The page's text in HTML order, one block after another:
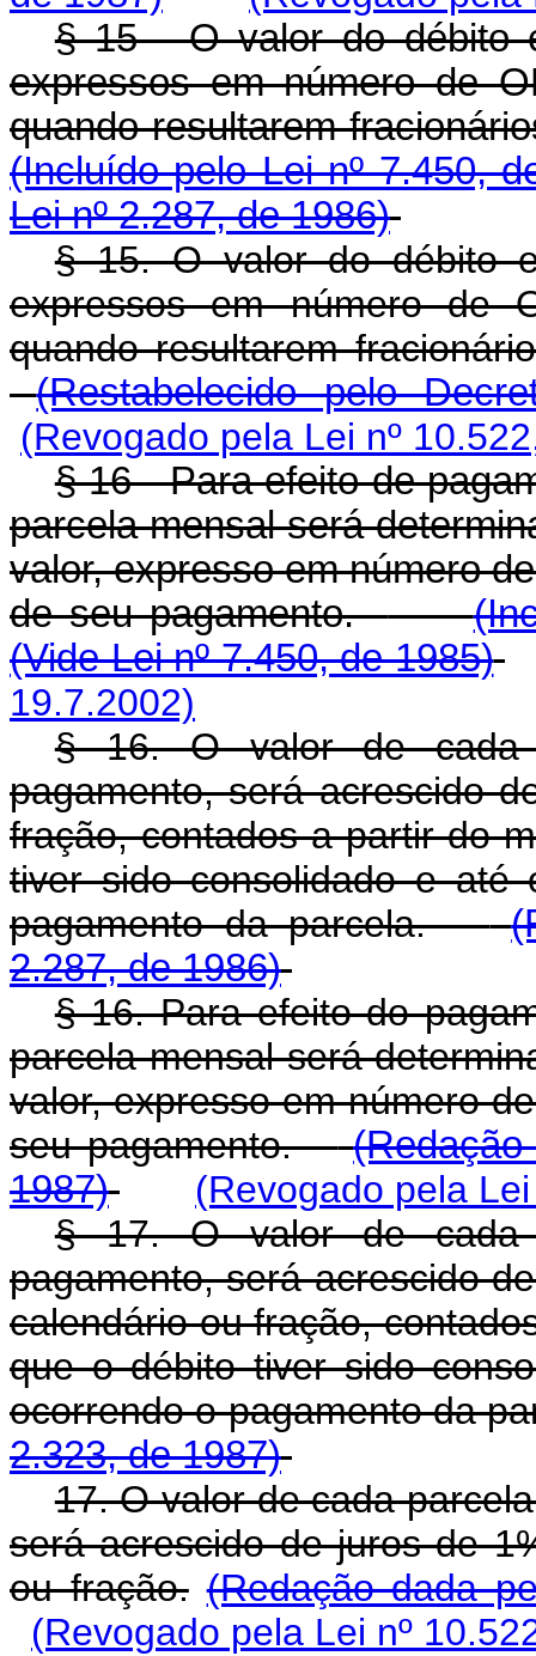
§ 15 - O valor do débito
expressos em número de
quando resultarem
(Incluído pelo Lei nº 7.450,
Lei nº 2.287, de 1986)
§ 15. O valor do débito
expressos em número de
quando resultarem
(Restabelecido pelo
(Revogado pela Lei nº
§ 16 - Para efeito de
parcela mensal será
valor, expresso em número
de seu pagamento.
(Vide Lei nº 7.450, de 1985)
19.7.2002)
§ 16. O valor de cada
pagamento, será acrescido
fração, contados a partir do
tiver sido consolidado e
pagamento da parcela.
2.287, de 1986)
§ 16. Para efeito do
parcela mensal será
valor, expresso em número
seu pagamento.
1987)
(Revogado pela
§ 17. O valor de cada
pagamento, será acrescido
calendário ou fração,
que o débito tiver sido
ocorrendo o pagamento da
2.323, de 1987)
17. O valor de cada
será acrescido de juros de
ou fração. (Redação dada
(Revogado pela Lei nº